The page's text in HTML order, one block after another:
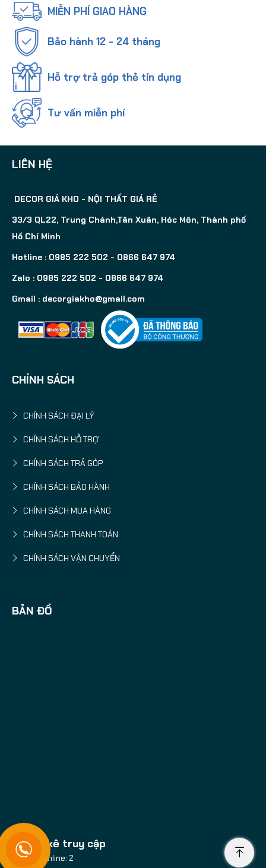
MIỄN PHÍ GIAO HÀNG
Bảo hành 12 - 24 tháng
Hỗ trợ trả góp thẻ tín dụng
Tư vấn miễn phí
LIÊN HỆ
DECOR GIÁ KHO - NỘI THẤT GIÁ RẺ
33/3 QL22, Trung Chánh,Tân Xuân, Hóc Môn, Thành phố
Hồ Chí Minh
Hotline : 0985 222 502 - 0866 647 974
Zalo : 0985 222 502 - 0866 647 974
Gmail : decorgiakho@gmail.com
CHÍNH SÁCH
CHÍNH SÁCH ĐẠI LÝ
CHÍNH SÁCH HỖ TRỢ
CHÍNH SÁCH TRẢ GÓP
CHÍNH SÁCH BẢO HÀNH
CHÍNH SÁCH MUA HÀNG
CHÍNH SÁCH THANH TOÁN
CHÍNH SÁCH VẬN CHUYỂN
BẢN ĐỒ
Thống kê truy cập
Đang online: 2